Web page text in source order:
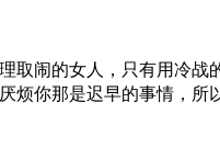
闹的女人，只有用冷战
烦你那是迟早的事情，